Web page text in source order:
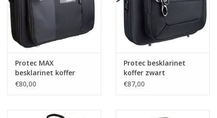
Protec MAX
besklarinet koffer
Zwart
€80,00
Protec besklarinet
koffer zwart
€87,00